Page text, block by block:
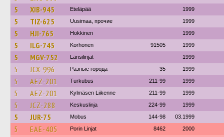
5 XIB-945 Eteläpää 1999
5 TIZ-625 Uusimaa, прочие 1999
5 HJI-765 Hokkinen 1999
5 ILG-745 Korhonen 91505 1999
5 MGV-752 Länsilinjat 1999
5 JCX-996 Разные города 35 1999
5 AEZ-201 Turkubus 211-99 1999
5 AEZ-201 Kylmäsen Liikenne 211-99 1999
5 JCZ-288 Keskuslinja 224-99 1999
5 JUR-75 Mobus 144-98 03.1999
5 EAE-405 Porin Linjat 8462 2000